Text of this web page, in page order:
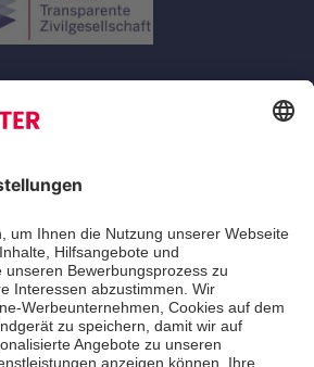
Erste-Hilfe-Kurse
Jobs
Ehrenamt
Freiwilligendienst